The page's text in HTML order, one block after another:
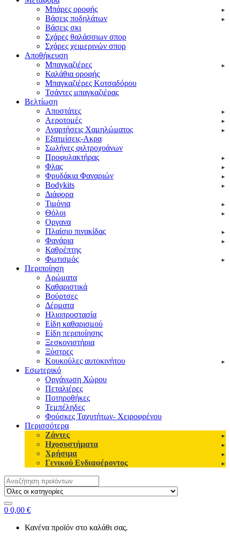
Μπάρες οροφής
Βάσεις ποδηλάτων
Βάσεις σκι
Σχάρες θαλάσσιων σπορ
Σχάρες χειμερινών σπορ
Αποθήκευση
Μπαγκαζιέρες
Καλάθια οροφής
Μπαγκαζιέρες Κοτσαδόρου
Τσάντες μπαγκαζιέρας
Βελτίωση
Αποστάτες
Αεροτομές
Αναρτήσεις Χαμηλώματος
Εξατμίσεις-Ακρα
Σωλήνες φιλτροχοάνων
Προφυλακτήρας
Φλας
Φρυδάκια Φαναριών
Bodykits
Διάφορα
Τιμόνια
Θόλοι
Οργανα
Πλαίσιο πινακίδας
Φανάρια
Καθρέπτης
Φωτισμός
Περιποίηση
Αρώματα
Καθαριστικά
Βούρτσες
Δέρματα
Ηλιοπροστασία
Είδη καθαρισμού
Είδη περιποίησης
Ξεσκονιστήρια
Ξύστρες
Κουκούλες αυτοκινήτου
Εσωτερικό
Οργάνωση Χώρου
Πεταλιέρες
Ποτηροθήκες
Τεμπέληδες
Φούσκες Ταχυτήτων- Χειροφρένου
Περισσότερα
Ζάντες
Ηχοσυστήματα
Χρήσιμα
Γενικού Ενδιαφέροντος
Search
for:
0 0,00 €
Κανένα προϊόν στο καλάθι σας.